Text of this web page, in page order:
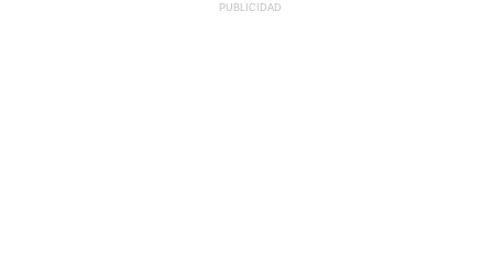
PUBLICIDAD